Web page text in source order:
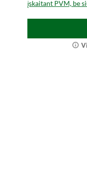
įskaitant PVM, be